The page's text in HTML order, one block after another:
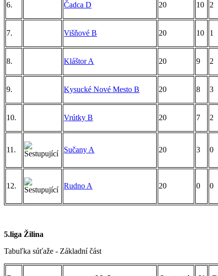
6. Čadca D 20 10 2
7. Višňové B 20 10 1
8. Kláštor A 20 9 2
9. Kysucké Nové Mesto B 20 8 3
10. Vrútky B 20 7 2
11. Sučany A 20 3 0
12. Rudno A 20 0 0
5.liga Žilina
Tabuľka súťaže - Základní část